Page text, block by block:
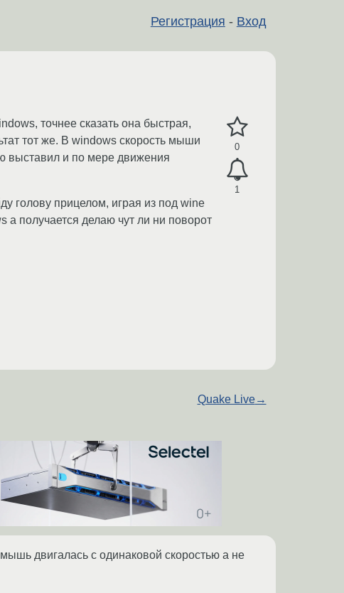
Регистрация - Вход
0
1
точнее сказать она быстрая,
тот же. В windows скорость мыши
выставил и по мере движения
голову прицелом, играя из под wine
а получается делаю чут ли ни поворот
Quake Live→
двигалась с одинаковой скоростью а не